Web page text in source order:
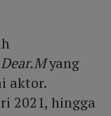
Dear.Myang
aktor.
2021, hingga